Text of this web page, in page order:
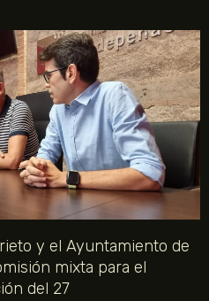
y el Ayuntamiento de
mixta para el
del 27